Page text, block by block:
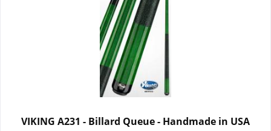
VIKING A231 - Billard Queue - Handmade in USA